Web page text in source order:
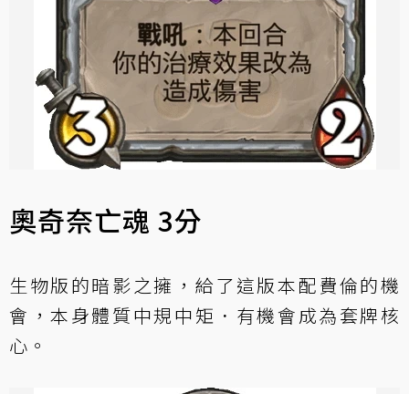
奧奇奈亡魂 3分
生物版的暗影之擁，給了這版本配費倫的機
會，本身體質中規中矩．有機會成為套牌核
心。